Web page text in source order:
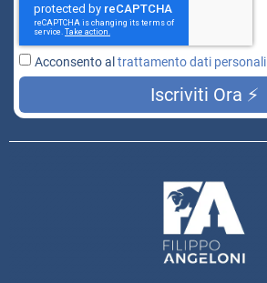
Acconsento al trattamento dati personali
Iscriviti Ora ⚡